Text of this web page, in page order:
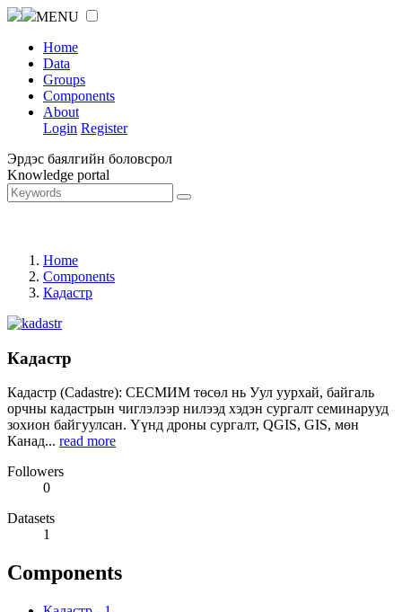
MENU
Home
Data
Groups
Components
About
Login Register
Эрдэс баялгийн боловсрол
Knowledge portal
Home
Components
Кадастр
Кадастр
Кадастр (Cadastre): СЕСМИМ төсөл нь Уул уурхай, байгаль
орчны кадастрын чиглэлээр нилээд хэдэн сургалт семинарууд
зохион байгуулсан. Үүнд дроны сургалт, QGIS, GIS, мөн
Канад... read more
Followers
0
Datasets
1
Components